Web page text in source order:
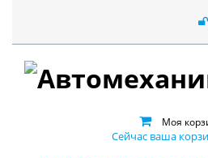
Моя
Сейчас ваша